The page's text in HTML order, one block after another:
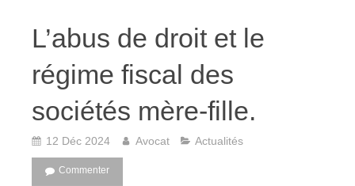
L’abus de droit et le
régime fiscal des
sociétés mère-fille.
12 Déc 2024 Avocat Actualités
Commenter